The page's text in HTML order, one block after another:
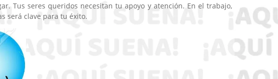
Tus seres queridos necesitan tu apoyo y atención. En el trabajo,
será clave para tu éxito.